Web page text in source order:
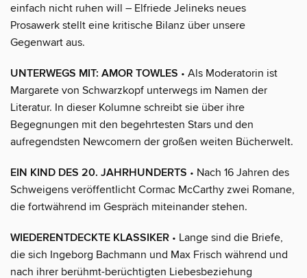
einfach nicht ruhen will – Elfriede Jelineks neues
Prosawerk stellt eine kritische Bilanz über unsere
Gegenwart aus.
UNTERWEGS MIT: AMOR TOWLES • Als Moderatorin ist
Margarete von Schwarzkopf unterwegs im Namen der
Literatur. In dieser Kolumne schreibt sie über ihre
Begegnungen mit den begehrtesten Stars und den
aufregendsten Newcomern der großen weiten Bücherwelt.
EIN KIND DES 20. JAHRHUNDERTS • Nach 16 Jahren des
Schweigens veröffentlicht Cormac McCarthy zwei Romane,
die fortwährend im Gespräch miteinander stehen.
WIEDERENTDECKTE KLASSIKER • Lange sind die Briefe,
die sich Ingeborg Bachmann und Max Frisch während und
nach ihrer berühmt-berüchtigten Liebesbeziehung